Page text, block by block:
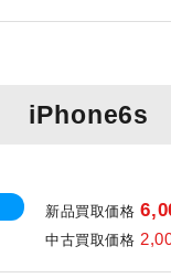
iPhone6s
新品買取価格
中古買取価格